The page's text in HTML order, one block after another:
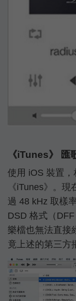
《iTunes》 匯
使用 iOS 裝置
《iTunes》。
過 48 kHz 取樣
DSD 格式（
樂檔也無法直接
竟上述的第三方